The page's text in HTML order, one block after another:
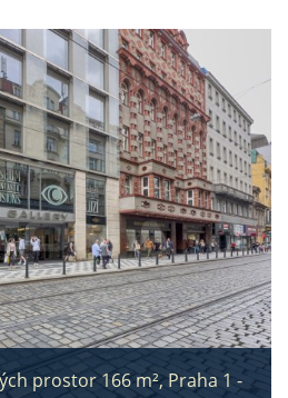
prostor 166 m², Praha 1 -